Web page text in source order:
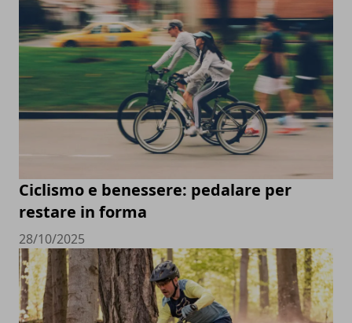
Ciclismo e benessere: pedalare per
restare in forma
28/10/2025